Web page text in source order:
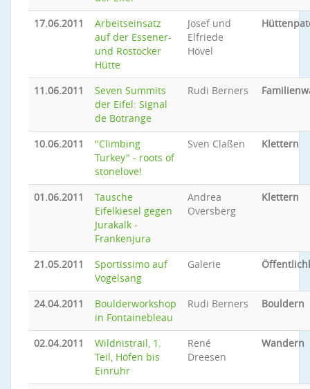
17.06.2011
Arbeitseinsatz
auf der Essener-
und Rostocker
Hütte
Josef und
Elfriede
Hövel
11.06.2011
Seven Summits
der Eifel: Signal
de Botrange
Rudi Berners
10.06.2011
"Climbing
Turkey" - roots of
stonelove!
Sven Claßen Klettern
01.06.2011
Tausche
Eifelkiesel gegen
Jurakalk -
Frankenjura
Andrea
Oversberg
Klettern
21.05.2011
Sportissimo auf
Vogelsang
Galerie
24.04.2011
Boulderworkshop
in Fontainebleau
Rudi Berners Bouldern
02.04.2011
Wildnistrail, 1.
Teil, Höfen bis
Einruhr
René
Dreesen
Wandern